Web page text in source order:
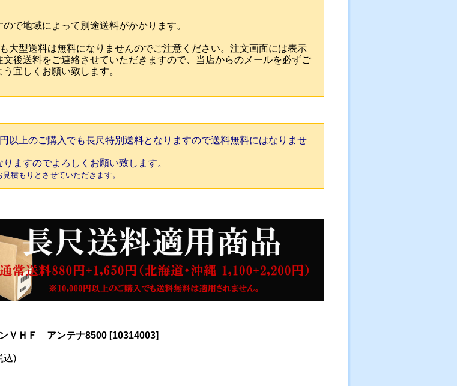
で地域によって別途送料がかかります。
大型送料は無料になりませんのでご注意ください。注文画面には表示
文後送料をご連絡させていただきますので、当店からのメールを必ずご
宜しくお願い致します。
以上のご購入でも長尺特別送料となりますので送料無料にはなりませ
ますのでよろしくお願い致します。
積もりとさせていただきます。
ＶＨＦ アンテナ8500 [10314003]
込)